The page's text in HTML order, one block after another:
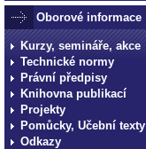
Oborové informace
Kurzy, semináře, akce
Technické normy
Právní předpisy
Knihovna publikací
Projekty
Pomůcky, Učební texty
Odkazy